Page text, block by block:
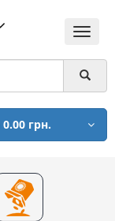
Меню
0.00 грн.